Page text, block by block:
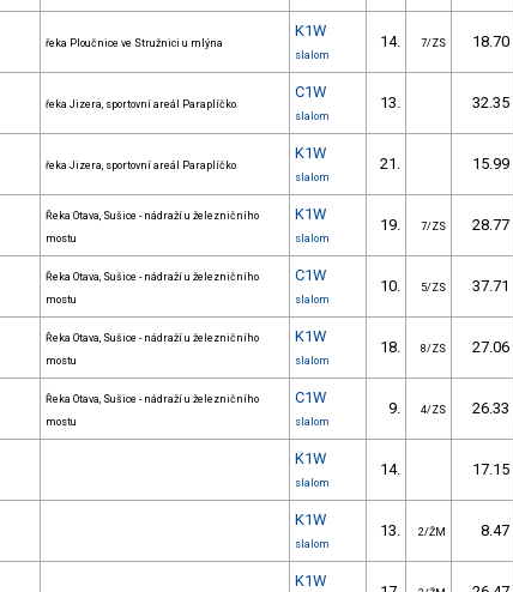
řeka Ploučnice ve Stružnici u mlýna
K1W
slalom
14. 7/ZS 18.70
řeka Jizera, sportovní areál Paraplíčko
C1W
slalom
13. 32.35
řeka Jizera, sportovní areál Paraplíčko
K1W
slalom
21. 15.99
Řeka Otava, Sušice - nádraží u železničního
mostu
K1W
slalom
19. 7/ZS 28.77
Řeka Otava, Sušice - nádraží u železničního
mostu
C1W
slalom
10. 5/ZS 37.71
Řeka Otava, Sušice - nádraží u železničního
mostu
K1W
slalom
18. 8/ZS 27.06
Řeka Otava, Sušice - nádraží u železničního
mostu
C1W
slalom
9. 4/ZS 26.33
K1W
slalom
14. 17.15
K1W
slalom
13. 2/ŽM 8.47
K1W